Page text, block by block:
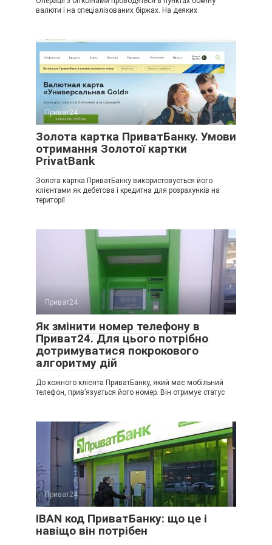
валюти і на спеціалізованих біржах. На деяких
Приват24
Золота картка ПриватБанку. Умови
отримання Золотої картки
PrivatBank
Золота картка ПриватБанку використовується його
клієнтами як дебетова і кредитна для розрахунків на
території
Приват24
Як змінити номер телефону в
Приват24. Для цього потрібно
дотримуватися покрокового
алгоритму дій
До кожного клієнта ПриватБанку, який має мобільний
телефон, прив’язується його номер. Він отримує статус
Приват24
IBAN код ПриватБанку: що це і
навіщо він потрібен